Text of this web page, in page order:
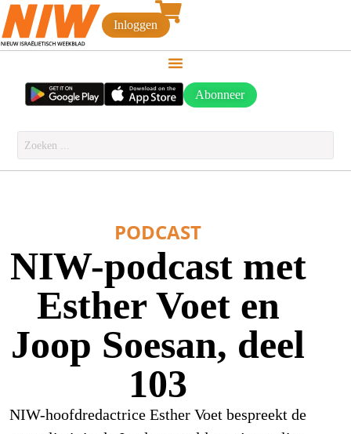
Inloggen
Abonneer
PODCAST
NIW-podcast met
Esther Voet en
Joop Soesan, deel
103
NIW-hoofdredactrice Esther Voet bespreekt de